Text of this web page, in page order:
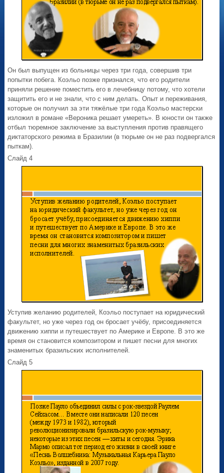
Он был выпущен из больницы через три года, совершив три
попытки побега. Коэльо позже признался, что его родители
приняли решение поместить его в лечебницу потому, что хотели
защитить его и не знали, что с ним делать. Опыт и переживания,
которые он получил за эти тяжёлые три года Коэльо мастерски
изложил в романе «Вероника решает умереть». В юности он также
отбыл тюремное заключение за выступления против правящего
диктаторского режима в Бразилии (в тюрьме он не раз подвергался
пыткам).
Слайд 4
Уступив желанию родителей, Коэльо поступает на юридический
факультет, но уже через год он бросает учёбу, присоединяется
движению хиппи и путешествует по Америке и Европе. В это же
время он становится композитором и пишет песни для многих
знаменитых бразильских исполнителей.
Слайд 5